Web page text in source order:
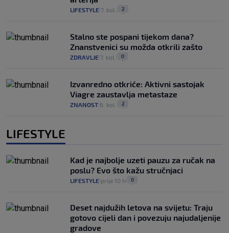
LIFESTYLE 7. kol. 2
Stalno ste pospani tijekom dana?
Znanstvenici su možda otkrili zašto
ZDRAVLJE 7. kol. 0
Izvanredno otkriće: Aktivni sastojak
Viagre zaustavlja metastaze
ZNANOST 6. kol. 2
LIFESTYLE
Kad je najbolje uzeti pauzu za ručak na
poslu? Evo što kažu stručnjaci
LIFESTYLE prije 10 h 0
Deset najdužih letova na svijetu: Traju
gotovo cijeli dan i povezuju najudaljenije
gradove